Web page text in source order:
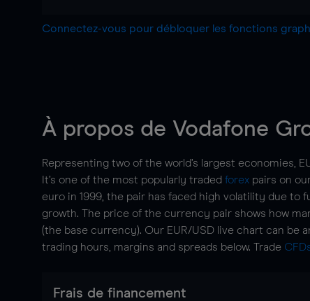
Connectez-vous pour débloquer les fonctions
À propos de Vodafone
Representing two of the world’s largest economies,
It’s one of the most popularly traded forex pairs on
euro in 1999, the pair has faced high volatility due
growth. The price of the currency pair shows how
(the base currency). Our EUR/USD live chart can be
trading hours, margins and spreads below. Trade
Frais de financement